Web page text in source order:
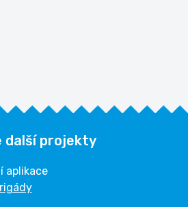
další projekty
aplikace